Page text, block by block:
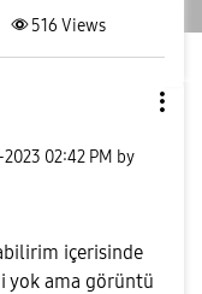
516 Views
02:42 PM by
içerisinde
yok ama görüntü